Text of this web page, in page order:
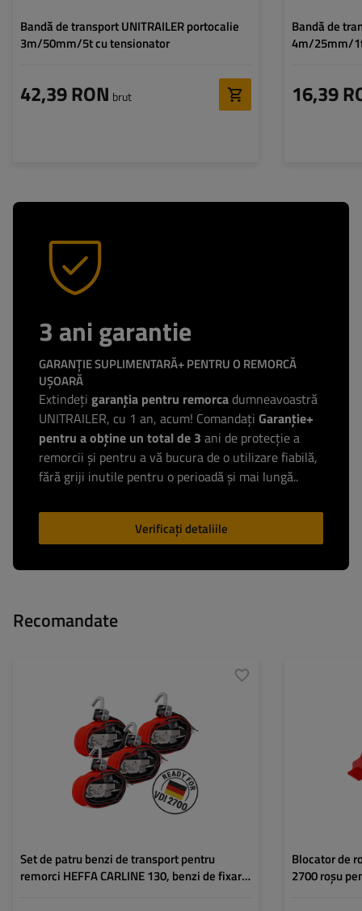
Bandă de transport UNITRAILER portocalie
3m/50mm/5t cu tensionator
42,39 RON brut
Bandă de
4m/25mm/
16,39
3 ani garantie
GARANȚIE SUPLIMENTARĂ+ PENTRU O REMORCĂ
UȘOARĂ
Extindeți garanția pentru remorcadumneavoastră
UNITRAILER, cu 1 an, acum! Comandați Garanție+
pentru a obține un total de 3 ani de protecție a
remorcii și pentru a vă bucura de o utilizare fiabilă,
fără griji inutile pentru o perioadă și mai lungă..
Verificați detaliile
Recomandate
Set de patru benzi de transport pentru
remorci HEFFA CARLINE 130, benzi de fixare
35 mm
Rezistența chingii (LC):
3 t (3000 daN)
Forța de tensiune standard 330 daN
Blocator de
2700 roșu